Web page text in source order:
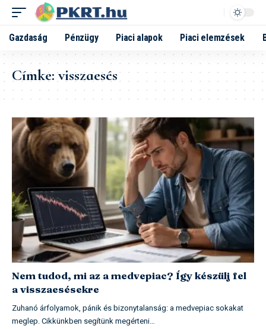
Gazdaság Pénzügy Piaci alapok Piaci elemzések
Címke:visszaesés
Nem tudod, mi az a medvepiac? Így készülj fel
a visszaesésekre
Zuhanó árfolyamok, pánik és bizonytalanság: a medvepiac sokakat
meglep. Cikkünkben segítünk megérteni…